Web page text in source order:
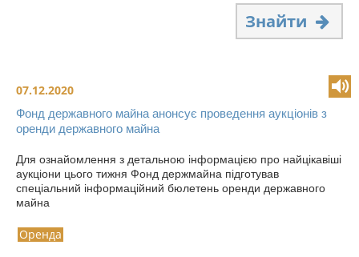
Знайти
07.12.2020
Фонд державного майна анонсує проведення аукціонів з
оренди державного майна
Для ознайомлення з детальною інформацією про найцікавіші
аукціони цього тижня Фонд держмайна підготував
спеціальний інформаційний бюлетень оренди державного
майна
Оренда